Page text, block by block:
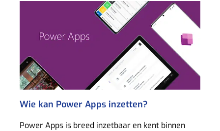
Wie kan Power Apps inzetten?
Power Apps is breed inzetbaar en kent binnen